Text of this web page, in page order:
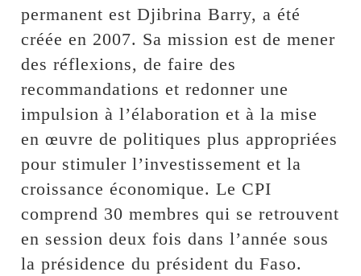
permanent est Djibrina Barry, a été
créée en 2007. Sa mission est de mener
des réflexions, de faire des
recommandations et redonner une
impulsion à l’élaboration et à la mise
en œuvre de politiques plus appropriées
pour stimuler l’investissement et la
croissance économique. Le CPI
comprend 30 membres qui se retrouvent
en session deux fois dans l’année sous
la présidence du président du Faso.